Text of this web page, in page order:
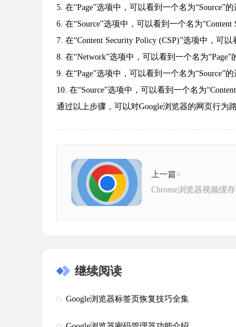
5. 在“Page”选项中，可以看到一个名为“Source”
6. 在“Source”选项中，可以看到一个名为
7. 在“Content Security Policy (CSP)”选项中，可
8. 在“Network”选项中，可以看到一个名为
9. 在“Page”选项中，可以看到一个名为“Source”
10. 在“Source”选项中，可以看到一个名为
通过以上步骤，可以对Google浏览器的网页行为
上一篇>
Chrome浏览器视频缓
继续阅读
Google浏览器标签页恢复技巧全集